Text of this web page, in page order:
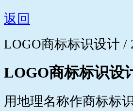
返回
LOGO商标标识设计 /
LOGO商标标识设
用地理名称作商标标